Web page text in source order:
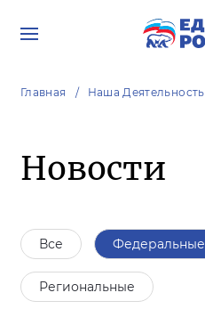
Главная Наша Деятельность
Новости
Все Федеральные
Региональные